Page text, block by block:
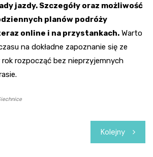
jazdy. Szczegóły oraz możliwość
planów podróży
online i na przystankach. Warto
na dokładne zapoznanie się ze
rozpocząć bez nieprzyjemnych
Kolejny